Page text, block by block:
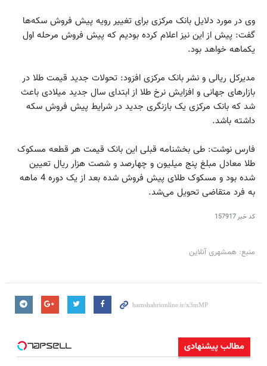
وی در مورد دلایل بانک مرکزی برای تغییر رویه پیش فروش سکه‌ها
گفت: پیش از این نیز اعلام کرده بودیم که پیش فروش مرحله اول
یکماهه خواهد بود.
مدیرکل ریالی و نشر بانک مرکزی افزود: تحولات جدید قیمت طلا در
بازارهای جهانی و افزایش نرخ طلا از ابتدای سال جدید میلادی باعث
شد که بانک مرکزی یک بازنگری جدید در شرایط پیش فروش سکه
داشته باشد.
فارس نوشت: طی بخشنامه قبلی این بانک قیمت هر قطعه مسکوک
طلا معادل مبلغ پنج میلیون و چهارصد و شصت هزار ریال تعیین
شده بود و مسکوک طلای پیش فروش شده بعد از یک دوره 4 ماهه
به فرد متقاضی تحویل می‌شد.
کد خبر157917
منبع: همشهری آنلاین
مطالب پیشنهادی